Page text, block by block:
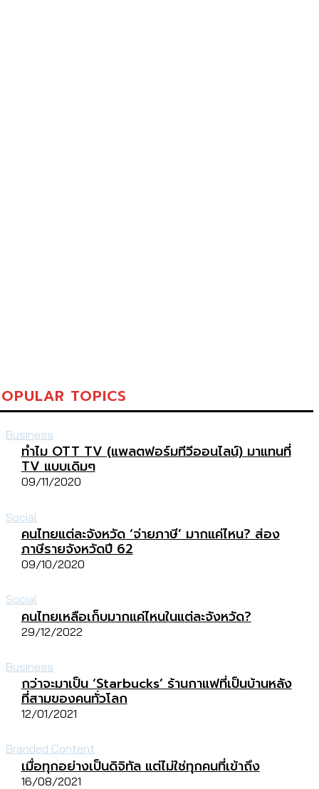
TOPICS
Business
ทำไม OTT TV (แพลตฟอร์มทีวีออนไลน์) มาแทนที่
TV แบบเดิมๆ
09/11/2020
Social
คนไทยแต่ละจังหวัด ‘จ่ายภาษี’ มากแค่ไหน? ส่อง
ภาษีรายจังหวัดปี 62
09/10/2020
Social
คนไทยเหลือเก็บมากแค่ไหนในแต่ละจังหวัด?
29/12/2022
Business
กว่าจะมาเป็น ‘Starbucks’ ร้านกาแฟที่เป็นบ้านหลัง
ที่สามของคนทั่วโลก
12/01/2021
Branded Content
เมื่อทุกอย่างเป็นดิจิทัล แต่ไม่ใช่ทุกคนที่เข้าถึง
16/08/2021